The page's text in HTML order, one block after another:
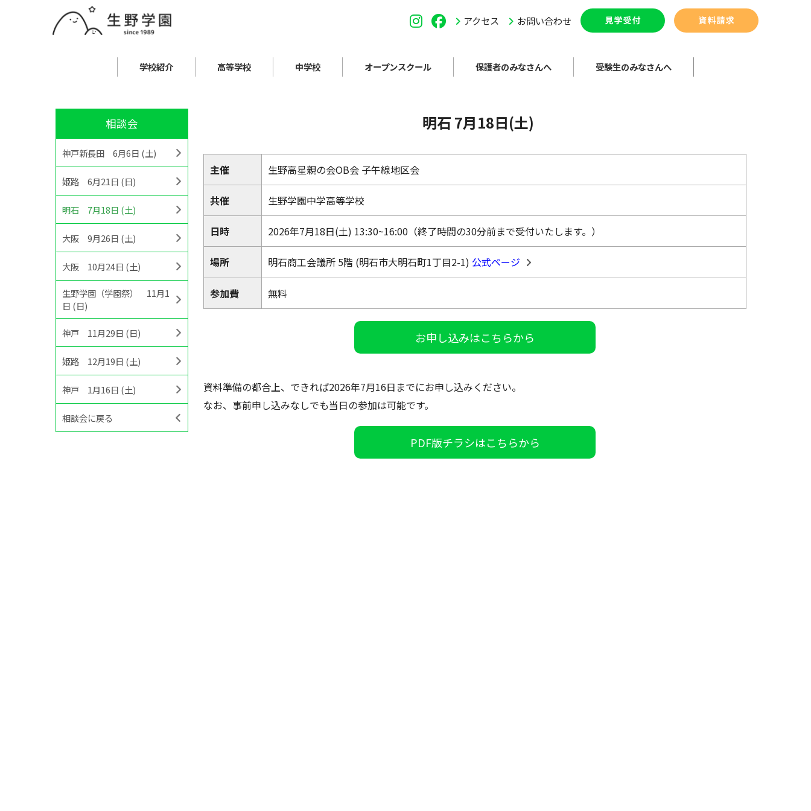
アクセス お問い合わせ
学校紹介 高等学校 中学校 オープンスクール 保護者のみなさんへ 受験生のみなさんへ
相談会
神戸新長田 6月6日 (土)
姫路 6月21日 (日)
明石 7月18日 (土)
大阪 9月26日 (土)
大阪 10月24日 (土)
生野学園（学園祭） 11月1
日 (日)
神戸 11月29日 (日)
姫路 12月19日 (土)
神戸 1月16日 (土)
相談会に戻る
明石 7月18日(土)
主催 生野高星親の会OB会 子午線地区会
共催 生野学園中学高等学校
日時 2026年7月18日(土) 13:30~16:00（終了時間の30分前まで受付いたします。）
場所 明石商工会議所 5階 (明石市大明石町1丁目2-1) 公式ページ
参加費 無料
お申し込みはこちらから
資料準備の都合上、できれば2026年7月16日までにお申し込みください。
なお、事前申し込みなしでも当日の参加は可能です。
PDF版チラシはこちらから